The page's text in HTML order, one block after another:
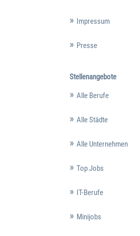
Impressum
Presse
Stellenangebote
Alle Berufe
Alle Städte
Alle Unternehmen
Top Jobs
IT-Berufe
Minijobs